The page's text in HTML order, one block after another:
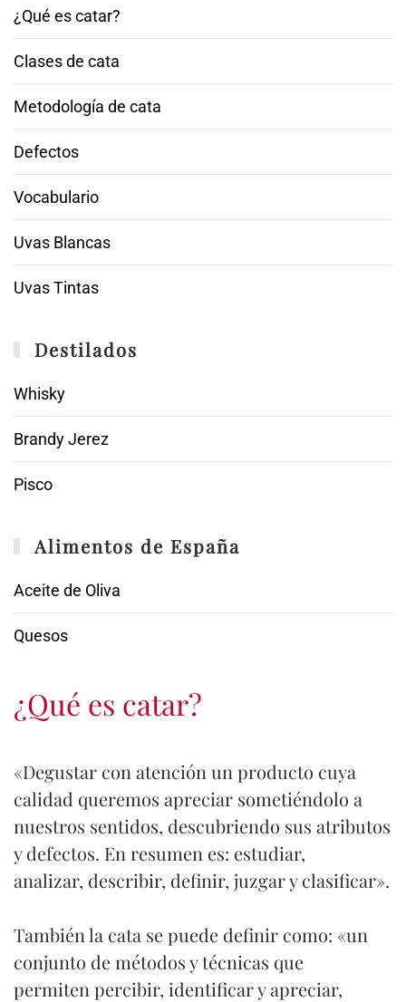
¿Qué es catar?
Clases de cata
Metodología de cata
Defectos
Vocabulario
Uvas Blancas
Uvas Tintas
Destilados
Whisky
Brandy Jerez
Pisco
Alimentos de España
Aceite de Oliva
Quesos
¿Qué es catar?
«Degustar con atención un producto cuya
calidad queremos apreciar sometiéndolo a
nuestros sentidos, descubriendo sus atributos
y defectos. En resumen es: estudiar,
analizar, describir, definir, juzgar y clasificar».
También la cata se puede definir como: «un
conjunto de métodos y técnicas que
permiten percibir, identificar y apreciar,